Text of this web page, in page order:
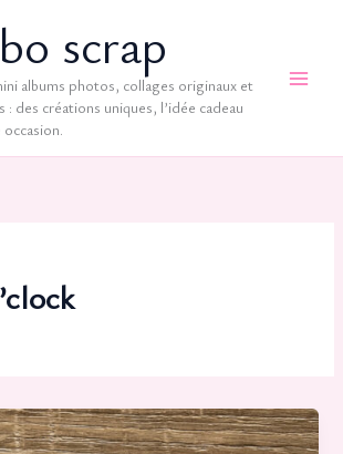
scrap
albums photos, collages originaux et
des créations uniques, l’idée cadeau